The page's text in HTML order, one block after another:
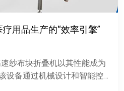
用品生产的“效率引擎”
纱布块折叠机以其性能成为
设备通过机械设计和智能控